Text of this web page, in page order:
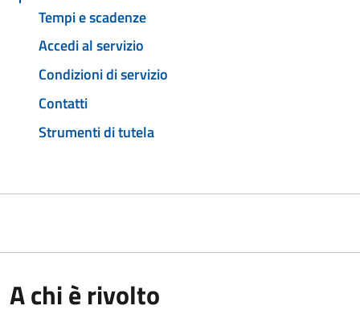
Tempi e scadenze
Accedi al servizio
Condizioni di servizio
Contatti
Strumenti di tutela
A chi è rivolto